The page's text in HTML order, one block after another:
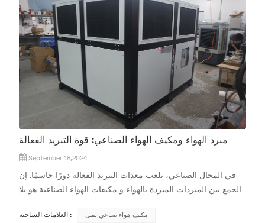
مبرد الهواء ومكيف الهواء الصناعي: قوة التبريد الفعالة
September 18,2024
في المجال الصناعي، تلعب معدات التبريد الفعالة دورًا حاسمًا. إن
الجمع بين المبردات المبردة بالهواء و مكيفات الهواء الصناعية هو بلا
أجهزة التبريد المختلفة بطريقة تبديد الحرارة الفريدة من نوعها عن
العلامات الساخنة : مكيف هواء صناعي ثقيل